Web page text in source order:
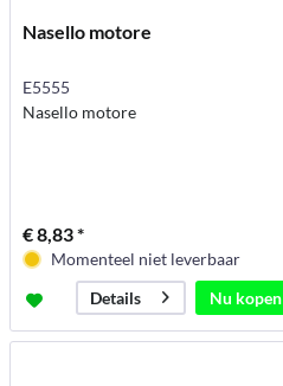
Nasello motore
E5555
Nasello motore
€ 8,83 *
Momenteel niet leverbaar
Details
Nu kopen